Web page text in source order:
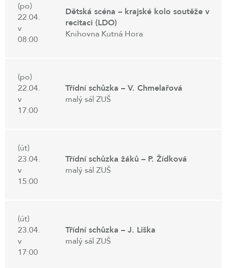
(po)
22.04.
v
08:00
Dětská scéna – krajské kolo soutěže v
recitaci (LDO)
Knihovna Kutná Hora
(po)
22.04.
v
17:00
Třídní schůzka – V. Chmelařová
malý sál ZUŠ
(út)
23.04.
v
15:00
Třídní schůzka žáků – P. Žídková
malý sál ZUŠ
(út)
23.04.
v
17:00
Třídní schůzka – J. Liška
malý sál ZUŠ